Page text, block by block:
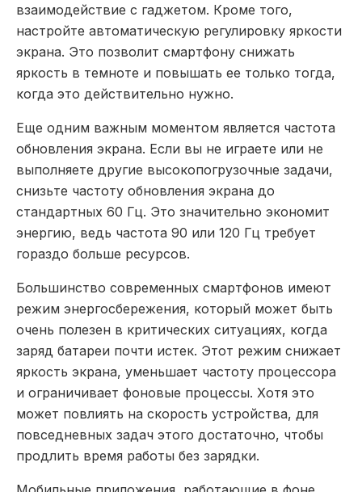
взаимодействие с гаджетом. Кроме того,
настройте автоматическую регулировку яркости
экрана. Это позволит смартфону снижать
яркость в темноте и повышать ее только тогда,
когда это действительно нужно.
Еще одним важным моментом является частота
обновления экрана. Если вы не играете или не
выполняете другие высокопогрузочные задачи,
снизьте частоту обновления экрана до
стандартных 60 Гц. Это значительно экономит
энергию, ведь частота 90 или 120 Гц требует
гораздо больше ресурсов.
Большинство современных смартфонов имеют
режим энергосбережения, который может быть
очень полезен в критических ситуациях, когда
заряд батареи почти истек. Этот режим снижает
яркость экрана, уменьшает частоту процессора
и ограничивает фоновые процессы. Хотя это
может повлиять на скорость устройства, для
повседневных задач этого достаточно, чтобы
продлить время работы без зарядки.